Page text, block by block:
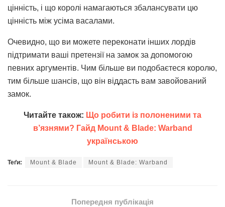
цінність, і що королі намагаються збалансувати цю
цінність між усіма васалами.
Очевидно, що ви можете переконати інших лордів
підтримати ваші претензії на замок за допомогою
певних аргументів. Чим більше ви подобаєтеся королю,
тим більше шансів, що він віддасть вам завойований
замок.
Читайте також: Що робити із полоненими та
в’язнями? Гайд Mount & Blade: Warband
українською
Теґи: Mount & Blade Mount & Blade: Warband
Попередня публікація